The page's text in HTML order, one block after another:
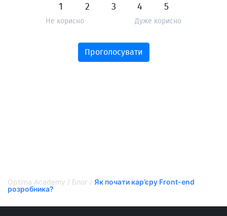
1 2 3 4 5
Не корисно Дуже корисно
Проголосувати
Optima Academy / Блог / Як почати кар’єру Front-end
розробника?